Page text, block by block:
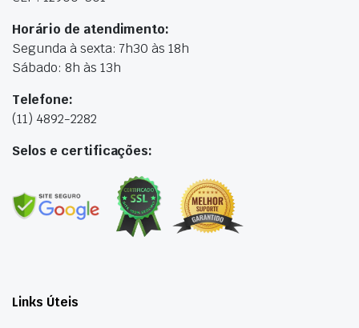
Horário de atendimento:
Segunda à sexta: 7h30 às 18h
Sábado: 8h às 13h
Telefone:
(11) 4892-2282
Selos e certificações:
Links Úteis